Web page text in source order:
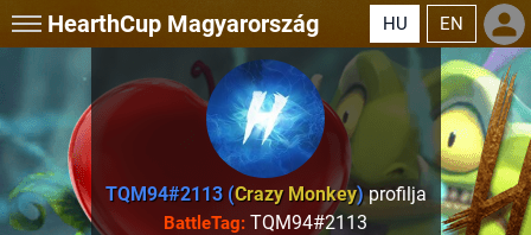
HearthCup Magyarország HU EN
TQM94#2113 (Crazy Monkey)profilja
BattleTag: TQM94#2113